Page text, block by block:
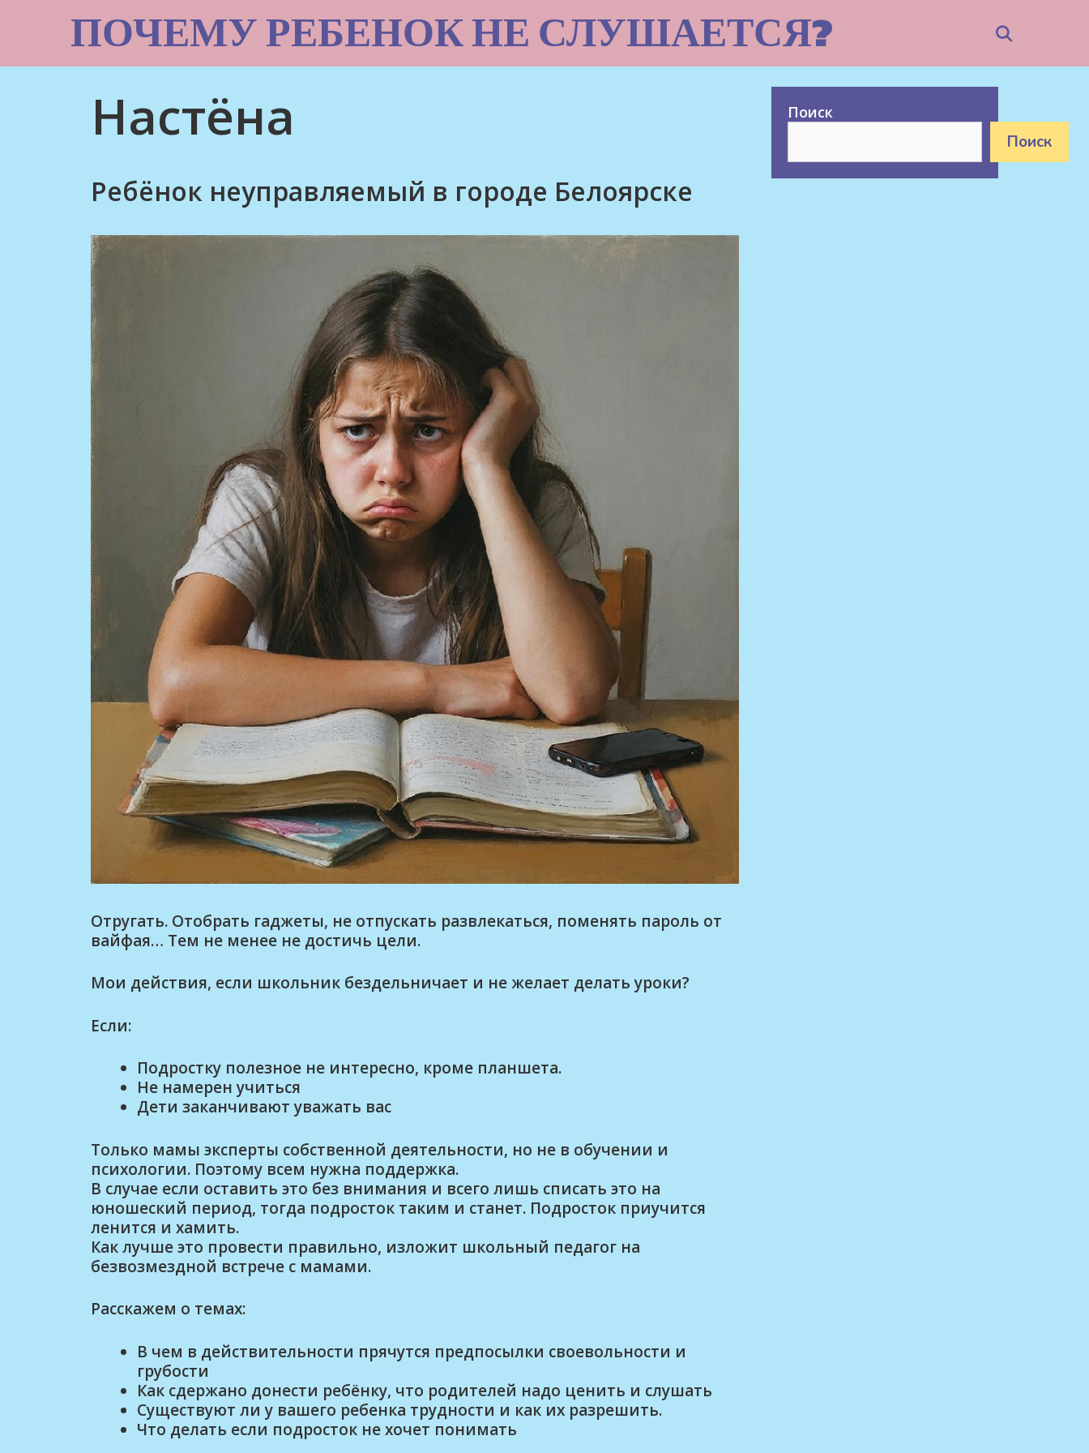
ПОЧЕМУ РЕБЕНОК НЕ СЛУШАЕТСЯ?
Настёна
Ребёнок неуправляемый в городе Белоярске
Отругать. Отобрать гаджеты, не отпускать развлекаться, поменять пароль от
вайфая… Тем не менее не достичь цели.
Мои действия, если школьник бездельничает и не желает делать уроки?
Если:
Подростку полезное не интересно, кроме планшета.
Не намерен учиться
Дети заканчивают уважать вас
Только мамы эксперты собственной деятельности, но не в обучении и
психологии. Поэтому всем нужна поддержка.
В случае если оставить это без внимания и всего лишь списать это на
юношеский период, тогда подросток таким и станет. Подросток приучится
ленится и хамить.
Как лучше это провести правильно, изложит школьный педагог на
безвозмездной встрече с мамами.
Расскажем о темах:
В чем в действительности прячутся предпосылки своевольности и
грубости
Как сдержано донести ребёнку, что родителей надо ценить и слушать
Существуют ли у вашего ребенка трудности и как их разрешить.
Что делать если подросток не хочет понимать
Поиск
Поиск